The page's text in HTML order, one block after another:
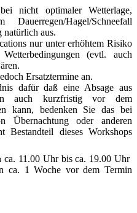
nicht optimaler Wetterlage,
Hagel/Schneefall
natürlich aus.
nur unter erhöhtem Risiko
(evtl. auch
Ersatztermine an.
dafür daß eine Absage aus
auch kurzfristig vor dem
kann, bedenken Sie das bei
Übernachtung oder anderen
Bestandteil dieses Workshops
ca. 11.00 Uhr bis ca. 19.00 Uhr
ca. 1 Woche vor dem Termin